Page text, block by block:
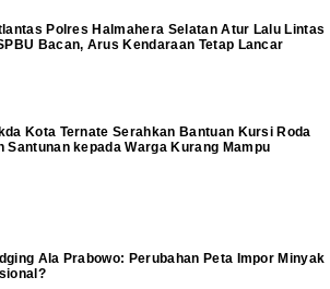
Polres Halmahera Selatan Atur Lalu Lintas
Bacan, Arus Kendaraan Tetap Lancar
Kota Ternate Serahkan Bantuan Kursi Roda
Santunan kepada Warga Kurang Mampu
Ala Prabowo: Perubahan Peta Impor Minyak